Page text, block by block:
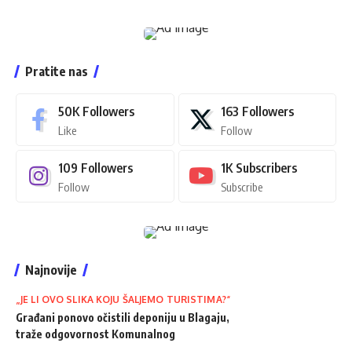
Pratite nas
50K Followers
Like
163 Followers
Follow
109 Followers
Follow
1K Subscribers
Subscribe
Najnovije
„JE LI OVO SLIKA KOJU ŠALJEMO TURISTIMA?“
Građani ponovo očistili deponiju u Blagaju,
traže odgovornost Komunalnog